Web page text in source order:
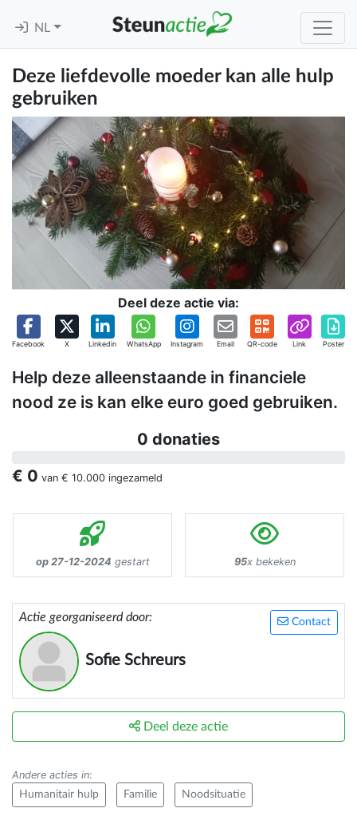
NL
Deze liefdevolle moeder kan alle hulp
gebruiken
Deel deze actie via:
Facebook X Linkedin WhatsApp Instagram Email QR-code Link Poster
Help deze alleenstaande in financiele
nood ze is kan elke euro goed gebruiken.
0 donaties
€ 0 van € 10.000 ingezameld
op 27-12-2024 gestart 95x bekeken
Contact
Actie georganiseerd door:
Sofie Schreurs
Deel deze actie
Andere acties in:
Humanitair hulp Familie Noodsituatie